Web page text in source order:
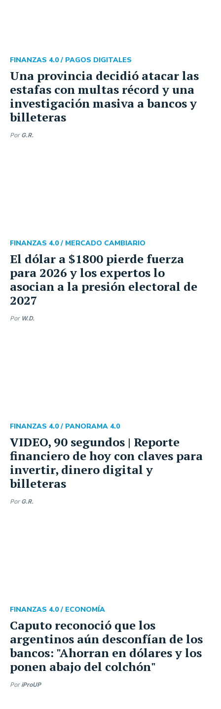
Una provincia decidió atacar las
estafas con multas récord y una
investigación masiva a bancos y
billeteras
FINANZAS 4.0 / PAGOS DIGITALES
Por G.R.
El dólar a $1800 pierde fuerza
para 2026 y los expertos lo
asocian a la presión electoral de
2027
FINANZAS 4.0 / MERCADO CAMBIARIO
Por W.D.
VIDEO, 90 segundos | Reporte
financiero de hoy con claves para
invertir, dinero digital y
billeteras
FINANZAS 4.0 / PANORAMA 4.0
Por G.R.
Caputo reconoció que los
argentinos aún desconfían de los
bancos: "Ahorran en dólares y los
ponen abajo del colchón"
FINANZAS 4.0 / ECONOMÍA
Por iProUP